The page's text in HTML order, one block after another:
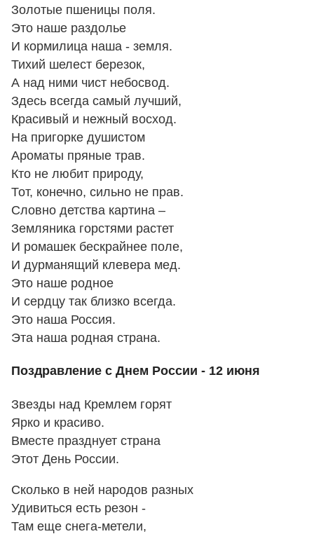
Золотые пшеницы поля.
Это наше раздолье
И кормилица наша - земля.
Тихий шелест березок,
А над ними чист небосвод.
Здесь всегда самый лучший,
Красивый и нежный восход.
На пригорке душистом
Ароматы пряные трав.
Кто не любит природу,
Тот, конечно, сильно не прав.
Словно детства картина –
Земляника горстями растет
И ромашек бескрайнее поле,
И дурманящий клевера мед.
Это наше родное
И сердцу так близко всегда.
Это наша Россия.
Эта наша родная страна.
Поздравление с Днем России - 12 июня
Звезды над Кремлем горят
Ярко и красиво.
Вместе празднует страна
Этот День России.
Сколько в ней народов разных
Удивиться есть резон -
Там еще снега-метели,